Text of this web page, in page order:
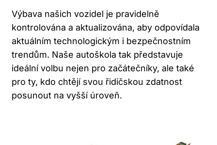
Výbava našich vozidel je pravidelně
kontrolována a aktualizována, aby odpovídala
aktuálním technologickým i bezpečnostním
trendům. Naše autoškola tak představuje
ideální volbu nejen pro začátečníky, ale také
pro ty, kdo chtějí svou řidičskou zdatnost
posunout na vyšší úroveň.